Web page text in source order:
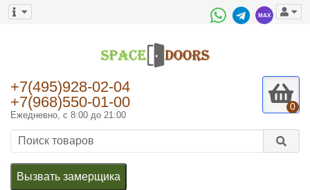
+7(495)928-02-04
+7(968)550-01-00
Ежедневно, с 8:00 до 21:00
0
Вызвать замерщика